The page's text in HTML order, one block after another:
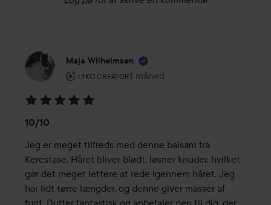
Maja Wilhelmsen
LYKO CREATOR
Brugerens rolle: Lyko Creator.
1 måned
Posten blev oprettet 1 måned
5
ud
af
5
10/10
Jeg er meget tilfreds med denne balsam fra
Kerestase. Håret bliver blødt, løsner knuder, hvilket
gør det meget lettere at rede igennem håret. Jeg
har lidt tørre længder, og denne giver masser af